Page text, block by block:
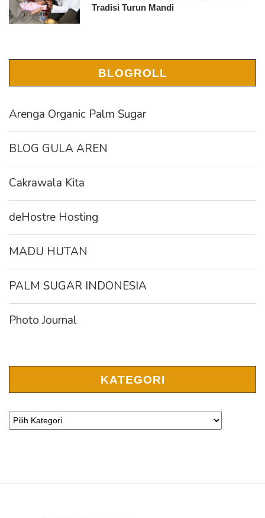
Tradisi Turun Mandi
BLOGROLL
Arenga Organic Palm Sugar
BLOG GULA AREN
Cakrawala Kita
deHostre Hosting
MADU HUTAN
PALM SUGAR INDONESIA
Photo Journal
KATEGORI